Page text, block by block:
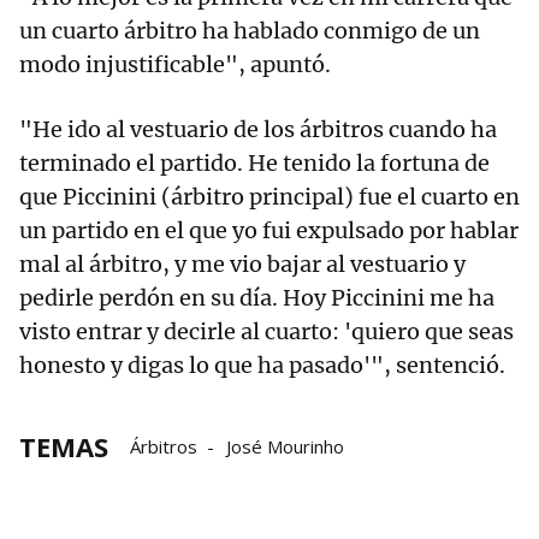
un cuarto árbitro ha hablado conmigo de un
modo injustificable", apuntó.
"He ido al vestuario de los árbitros cuando ha
terminado el partido. He tenido la fortuna de
que Piccinini (árbitro principal) fue el cuarto en
un partido en el que yo fui expulsado por hablar
mal al árbitro, y me vio bajar al vestuario y
pedirle perdón en su día. Hoy Piccinini me ha
visto entrar y decirle al cuarto: 'quiero que seas
honesto y digas lo que ha pasado'", sentenció.
TEMAS Árbitros José Mourinho